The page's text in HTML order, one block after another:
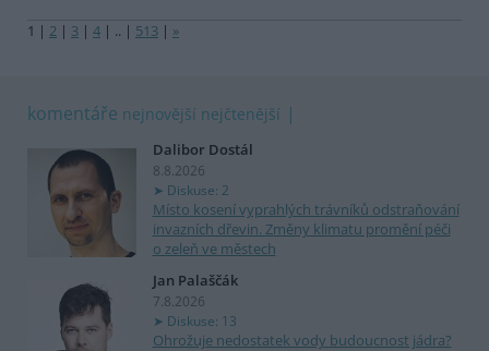
1 | 2 | 3 | 4 | .. | 513 | »
komentáře nejnovější nejčtenější
Dalibor Dostál
8.8.2026
Diskuse: 2
Místo kosení vyprahlých trávníků odstraňování
invazních dřevin. Změny klimatu promění péči
o zeleň ve městech
Jan Palaščák
7.8.2026
Diskuse: 13
Ohrožuje nedostatek vody budoucnost jádra?